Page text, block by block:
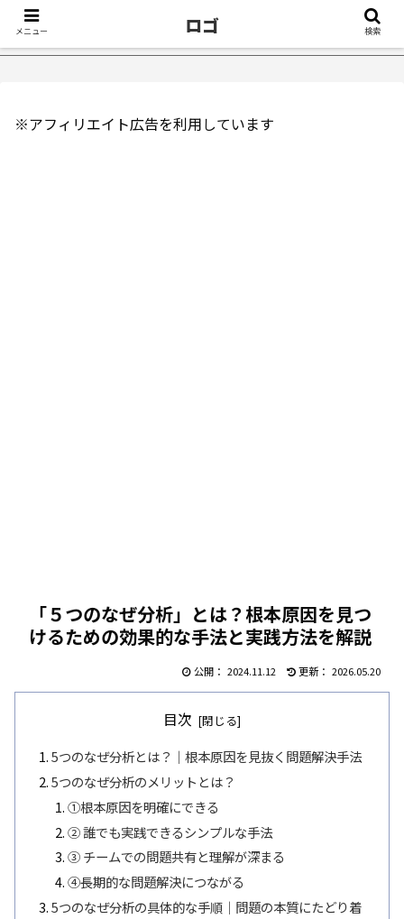
かけ５選｜不眠症体験談 【18万再生】YouTube：うつ病
※アフィリエイト広告を利用しています
「５つのなぜ分析」とは？根本原因を見つ
けるための効果的な手法と実践方法を解説
2024.11.12 2026.05.20
目次
5つのなぜ分析とは？｜根本原因を見抜く問題解決手法
5つのなぜ分析のメリットとは？
①根本原因を明確にできる
② 誰でも実践できるシンプルな手法
➂ チームでの問題共有と理解が深まる
④長期的な問題解決につながる
5つのなぜ分析の具体的な手順｜問題の本質にたどり着
メニュー ロゴ 検索